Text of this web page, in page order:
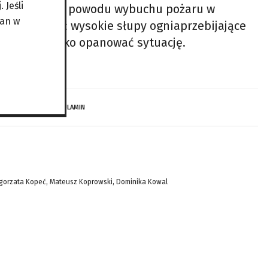
turyści z powodu wybuchu pożaru w
widać wysokie słupy ogniaprzebijające
dość szybko opanować sytuację.
REGULAMIN
Kopeć, Mateusz Koprowski, Dominika Kowal
Jeśli
w